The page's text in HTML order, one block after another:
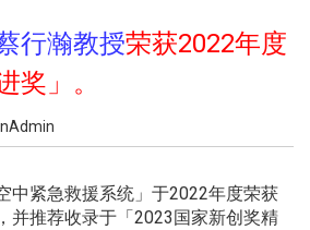
行瀚教授荣获2022年度
奖」。
中紧急救援系统」于2022年度荣获
并推荐收录于「2023国家新创奖精